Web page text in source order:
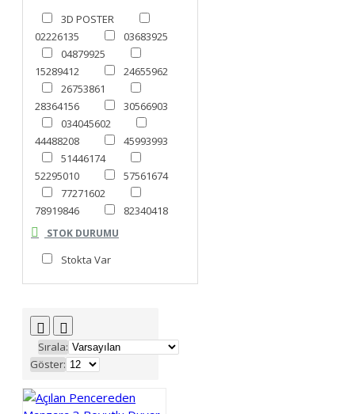
3D POSTER
02226135
03683925
04879925
15289412
24655962
26753861
28364156
30566903
034045602
44488208
45993993
51446174
52295010
57561674
77271602
78919846
82340418
88610581
Boyutlu Duvar Kağıdı
penceredenolud eniz
STOK DURUMU
Stokta Var
Sırala:
Göster: